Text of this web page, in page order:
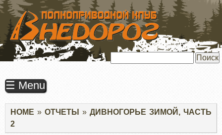
ПЕРЕЙТИ
ОСНОВНОМУ
СОДЕРЖАНИЮ
☰ Menu
Строка
навигации
HOME ОТЧЕТЫ
ДИВНОГОРЬЕ ЗИМОЙ, ЧАСТЬ
2